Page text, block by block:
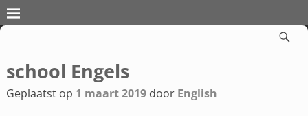
Bericht navigatie
school Engels
Geplaatst op 1 maart 2019 door English